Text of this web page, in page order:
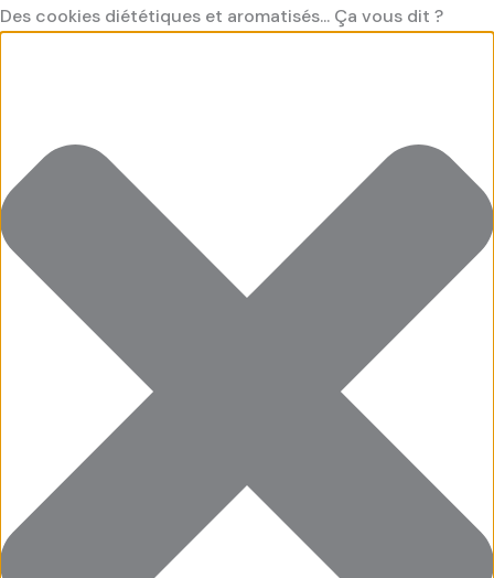
Des cookies diététiques et aromatisés... Ça vous dit ?
Cookies
Préférences
Cookies
Cookies
Aller